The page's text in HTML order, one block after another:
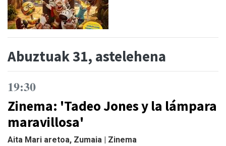
Abuztuak 31, astelehena
19:30
Zinema: 'Tadeo Jones y la lámpara
maravillosa'
Aita Mari aretoa, Zumaia | Zinema